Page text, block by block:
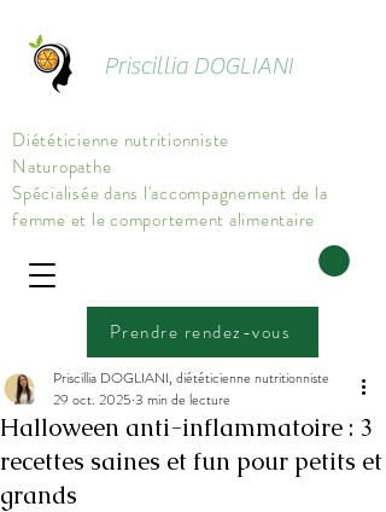
Priscillia DOGLIANI
Prendre rendez-vous
Diététicienne nutritionniste
Naturopathe
Spécialisée dans l'accompagnement de la
femme et le comportement alimentaire
Halloween anti-inflammatoire : 3
recettes saines et fun pour petits et
grands
Priscillia DOGLIANI, diététicienne nutritionniste
29 oct. 2025 3 min de lecture